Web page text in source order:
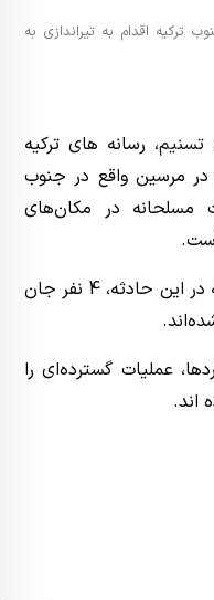
اقدام به تیراندازی به
تسنیم، رسانه های ترکیه
در مرسین واقع در جنوب
مسلحانه در مکان‌های
گزارش‌های اولیه حاکی از آن است که در این حادثه، 4 نفر جان
عملیات گسترده‌ای را
اند.